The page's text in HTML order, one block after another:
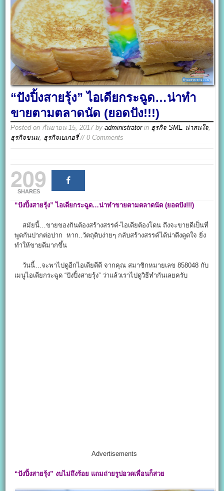
“ปังปิ้งสายรุ้ง” ไอเดียกระฉูด…น่าทำ
ขายตามตลาดนัด (ยอดปัง!!!)
Posted on กันยายน 15, 2017byadministratorin ธุรกิจ SME น่าสนใจ,
ธุรกิจขนม, ธุรกิจเบเกอรี่// 0 Comments
209
SHARES
“ปังปิ้งสายรุ้ง”ไอเดียกระฉูด…น่าทำขายตามตลาดนัด(ยอดปัง!!!)
สมัยนี้…ขายของกินต้องสร้างสรรค์-ไอเดียต้องโดน ถึงจะขายดีเป็นที่
พูดกันปากต่อปาก หาก..วัตถุดิบง่ายๆ กลับสร้างสรรค์ได้น่าดึงดูดใจ ยิ่ง
ทำให้ขายดีมากขึ้น
วันนี้…จะพาไปดูอีกไอเดียดีดี จากคุณ สมาชิกหมายเลข 858048 กับ
เมนูไอเดียกระฉูด “ปังปิ้งสายรุ้ง” ว่าแล้วเราไปดูวิธีทำกันเลยครับ
Advertisements
“ปังปิ้งสายรุ้ง” งบไม่ถึงร้อย แถมถ่ายรูปอวดเพื่อนก็สวย